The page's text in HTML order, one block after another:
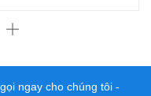
ngay cho chúng tôi -